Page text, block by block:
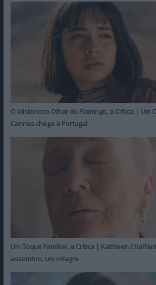
O Misterioso Olhar do Flamingo, a Crítica | Um
Cannes chega a Portugal
Um Toque Familiar, a Crítica | Kathleen
assombro, um milagre